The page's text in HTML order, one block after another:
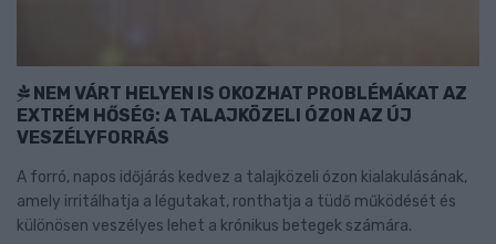
NEM VÁRT HELYEN IS OKOZHAT PROBLÉMÁKAT AZ
EXTRÉM HŐSÉG: A TALAJKÖZELI ÓZON AZ ÚJ
VESZÉLYFORRÁS
A forró, napos időjárás kedvez a talajközeli ózon kialakulásának,
amely irritálhatja a légutakat, ronthatja a tüdő működését és
különösen veszélyes lehet a krónikus betegek számára.